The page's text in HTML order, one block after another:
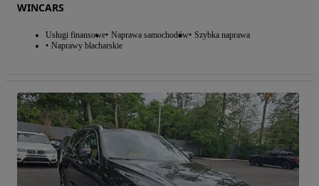
WINCARS
Usługi finansowe Naprawa samochodów Szybka naprawa
Naprawy blacharskie